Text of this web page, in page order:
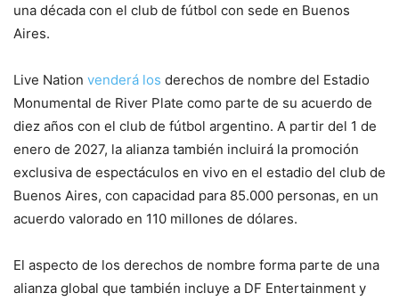
una década con el club de fútbol con sede en Buenos
Aires.
Live Nation venderá los derechos de nombre del Estadio
Monumental de River Plate como parte de su acuerdo de
diez años con el club de fútbol argentino. A partir del 1 de
enero de 2027, la alianza también incluirá la promoción
exclusiva de espectáculos en vivo en el estadio del club de
Buenos Aires, con capacidad para 85.000 personas, en un
acuerdo valorado en 110 millones de dólares.
El aspecto de los derechos de nombre forma parte de una
alianza global que también incluye a DF Entertainment y